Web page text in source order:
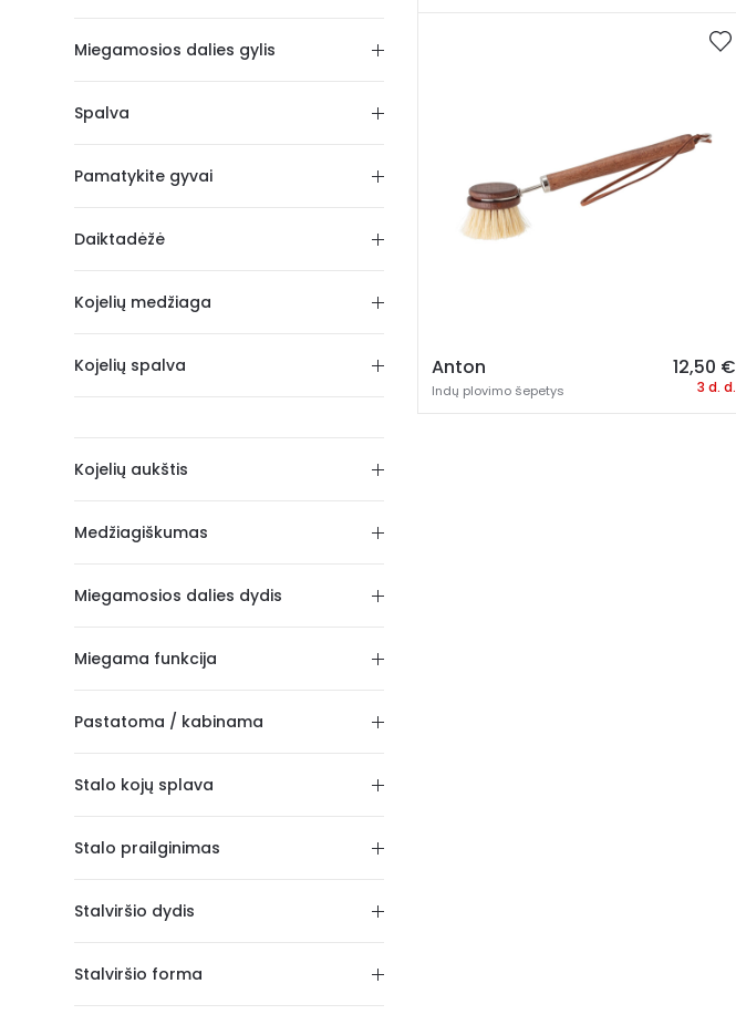
Miegamosios dalies gylis
Spalva
Pamatykite gyvai
Daiktadėžė
Kojelių medžiaga
Kojelių spalva
Kojelių aukštis
Medžiagiškumas
Miegamosios dalies dydis
Miegama funkcija
Pastatoma / kabinama
Stalo kojų splava
Stalo prailginimas
Stalviršio dydis
Stalviršio forma
Anton
Indų plovimo šepetys
12,50 €
3 d. d.